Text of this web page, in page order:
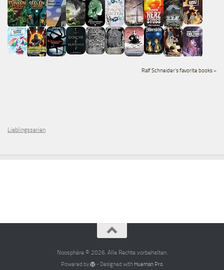
Ralf Schneider's favorite books »
Lieblingsserien
Noosphäre © 2026. Alle Rechte vorbehalten.
Powered by - Designed with Hueman Pro